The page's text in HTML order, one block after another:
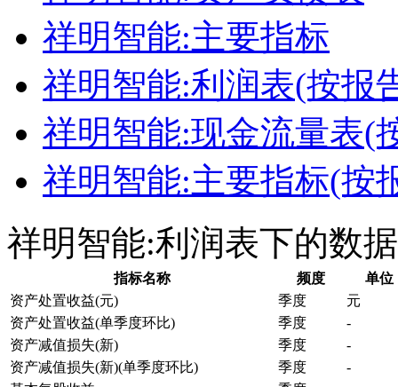
祥明智能:主要指标
祥明智能:利润表(按报
祥明智能:现金流量表(
祥明智能:主要指标(按
祥明智能:利润表下的数
指标名称 频度
单位
资产处置收益(元)
季度
元
资产处置收益(单季度环比)
季度
-
资产减值损失(新)
季度
-
资产减值损失(新)(单季度环比)
季度
-